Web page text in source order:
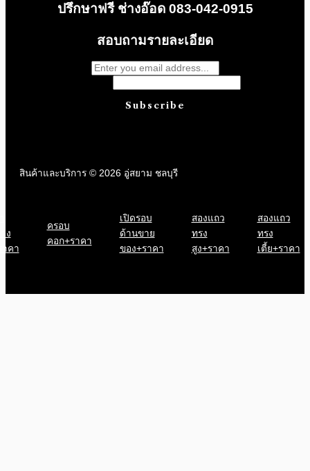
ปรึกษาฟรี ช่างอ๊อด 083-042-0915
สอบถามรายละเอียด
Subscribe
สินค้าและบริการ © 2026 อู่สยาม ชลบุรี
ง
าคา
ครอบ
คอก+ราคา
เปิดรอบ
ด้านขาย
ของ+ราคา
สองแถว
ทรง
สูง+ราคา
สองแถว
ทรง
เตี้ย+ราคา